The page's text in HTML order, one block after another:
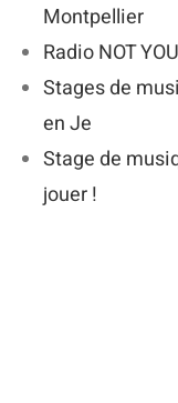
Montpellier
Radio NOT
Stages de
en Je
Stage de
jouer !